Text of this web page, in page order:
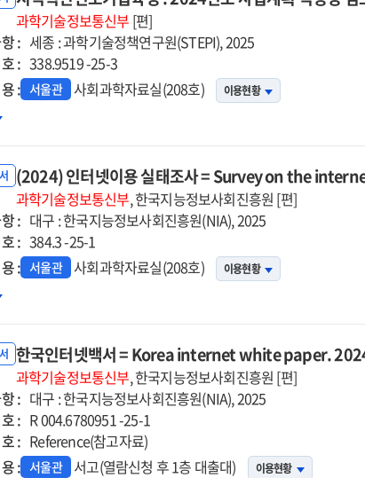
과학기술정보통신부 [편]
: 세종 : 과학기술정책연구원(STEPI), 2025
: 338.9519 -25-3
: 서울관 사회과학자료실(208호) 이용현황
선도기업육성
(2024) 인터넷이용 실태조사 = Survey on the
과학기술정보통신부, 한국지능정보사회진흥원 [편]
: 대구 : 한국지능정보사회진흥원(NIA), 2025
: 384.3 -25-1
: 서울관 사회과학자료실(208호) 이용현황
한국인터넷백서 = Korea internet white paper.
과학기술정보통신부, 한국지능정보사회진흥원 [편]
: 대구 : 한국지능정보사회진흥원(NIA), 2025
: R 004.6780951 -25-1
: Reference(참고자료)
: 서울관 서고(열람신청 후 1층 대출대) 이용현황